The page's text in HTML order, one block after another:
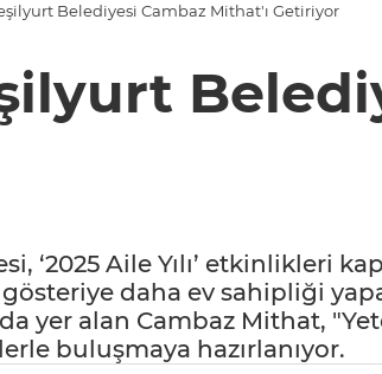
Belediyesi Cambaz Mithat'ı Getiriyor
‘2025 Aile Yılı’ etkinlikleri
daha ev sahipliği
yer alan Cambaz Mithat,
buluşmaya hazırlanıyor.